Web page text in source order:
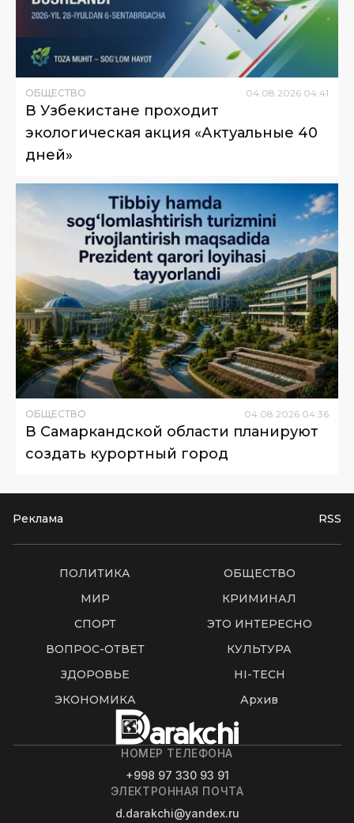
ОБЩЕСТВО 04 08 2026 04:41
В Узбекистане проходит
экологическая акция «Актуальные 40
дней»
ОБЩЕСТВО 04 08 2026 04:36
В Самаркандской области планируют
создать курортный город
Реклама RSS
ПОЛИТИКА
ОБЩЕСТВО
МИР
КРИМИНАЛ
СПОРТ
ЭТО ИНТЕРЕСНО
ВОПРОС-ОТВЕТ
КУЛЬТУРА
ЗДОРОВЬЕ
HI-TECH
ЭКОНОМИКА
Архив
НОМЕР ТЕЛЕФОНА
+998 97 330 93 91
ЭЛЕКТРОННАЯ ПОЧТА
d.darakchi@yandex.ru